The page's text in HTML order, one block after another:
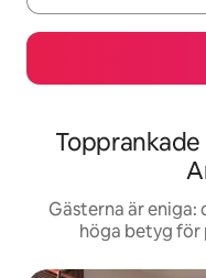
Gästerna är eniga:
höga betyg för